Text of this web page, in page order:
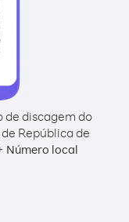
de discagem do
República de
Número local